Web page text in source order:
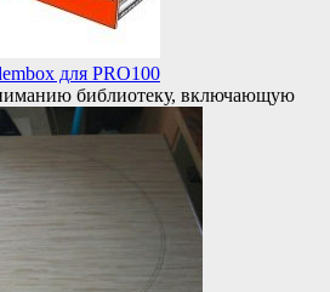
для PRO100
библиотеку, включающую